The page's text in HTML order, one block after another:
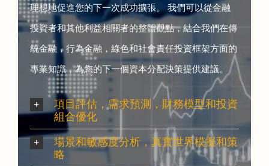
理想地促進您的下一次成功擴張。 我們可以從金融
投資者和其他利益相關者的整體觀點，結合我們在傳
統金融，行為金融，綠色和社會責任投資框架方面的
專業知識，為您的下一個資本分配決策提供建議。
項目評估，需求預測，財務模型和投資
組合優化
場景和敏感度分析，真實世界模擬和策
略